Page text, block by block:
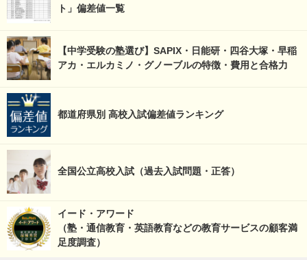
ト」偏差値一覧
【中学受験の塾選び】SAPIX・日能研・四谷大塚・早稲
アカ・エルカミノ・グノーブルの特徴・費用と合格力
都道府県別 高校入試偏差値ランキング
全国公立高校入試（過去入試問題・正答）
イード・アワード
（塾・通信教育・英語教育などの教育サービスの顧客満
足度調査）